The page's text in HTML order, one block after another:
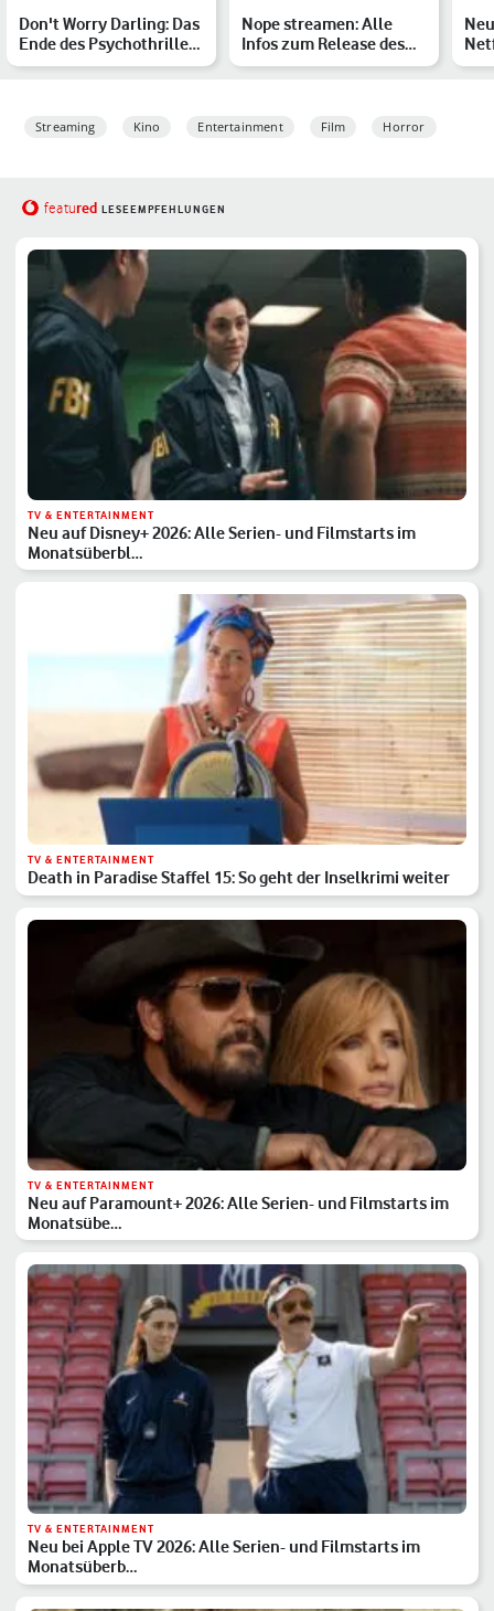
Don't Worry Darling: Das
Ende des Psychothrillers
erklärt
Nope streamen: Alle
Infos zum Release des
Jordan-Peele-Schockers
Streaming Kino Entertainment Film Horror
featured LESEEMPFEHLUNGEN
TV & ENTERTAINMENT
Neu auf Disney+ 2026: Alle Serien- und Filmstarts im
Monatsüberbl…
TV & ENTERTAINMENT
Death in Paradise Staffel 15: So geht der Inselkrimi weiter
TV & ENTERTAINMENT
Neu auf Paramount+ 2026: Alle Serien- und Filmstarts im
Monatsübe…
TV & ENTERTAINMENT
Neu bei Apple TV 2026: Alle Serien- und Filmstarts im
Monatsüberb…